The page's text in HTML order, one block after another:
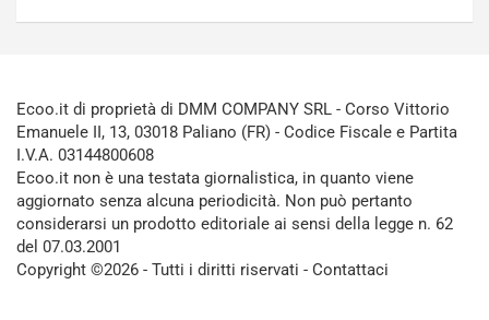
Ecoo.it di proprietà di DMM COMPANY SRL - Corso Vittorio
Emanuele II, 13, 03018 Paliano (FR) - Codice Fiscale e Partita
I.V.A. 03144800608
Ecoo.it non è una testata giornalistica, in quanto viene
aggiornato senza alcuna periodicità. Non può pertanto
considerarsi un prodotto editoriale ai sensi della legge n. 62
del 07.03.2001
Copyright ©2026 - Tutti i diritti riservati - Contattaci